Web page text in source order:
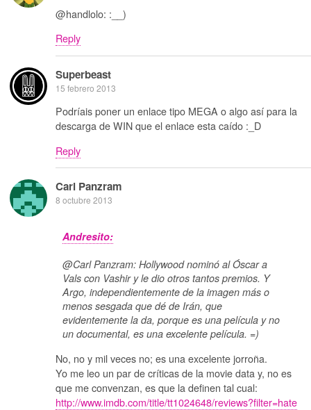
@handlolo: :__)
Reply
Superbeast
15 febrero 2013
Podríais poner un enlace tipo MEGA o algo así para la
descarga de WIN que el enlace esta caído :_D
Reply
Carl Panzram
8 octubre 2013
Andresito:
@Carl Panzram: Hollywood nominó al Óscar a
Vals con Vashir y le dio otros tantos premios. Y
Argo, independientemente de la imagen más o
menos sesgada que dé de Irán, que
evidentemente la da, porque es una película y no
un documental, es una excelente película. =)
No, no y mil veces no; es una excelente jorroña.
Yo me leo un par de críticas de la movie data y, no es
que me convenzan, es que la definen tal cual:
http://www.imdb.com/title/tt1024648/reviews?filter=hate